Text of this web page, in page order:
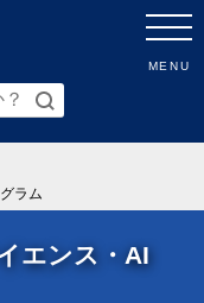
MENU
ラム
エンス・AI